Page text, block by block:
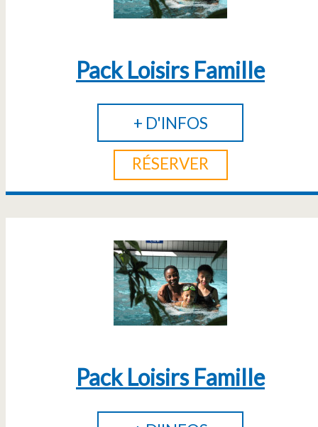
Pack Loisirs Famille
+ D'INFOS
RÉSERVER
Pack Loisirs Famille